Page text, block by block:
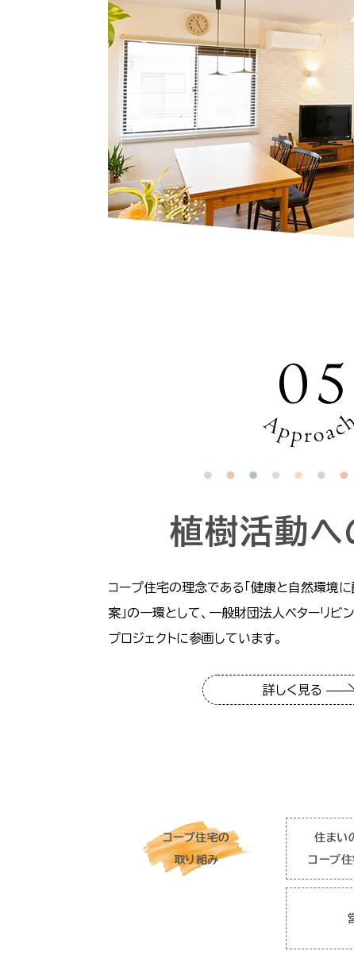
植樹活動へ
コープ住宅の理念である「健康と自然環境
案」の一環として、一般財団法人ベターリビ
プロジェクトに参画しています。
詳しく見る
コープ住宅の
取り組み
住まい
コープ